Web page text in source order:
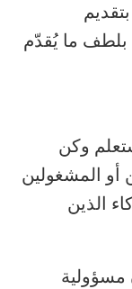
ما يُقدّم
وكن
أو المشغولين
الذين
مسؤولية